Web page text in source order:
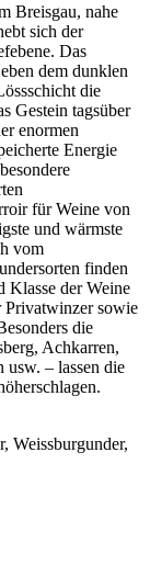
Breisgau, nahe
sich der
Das
dem dunklen
die
Gestein tagsüber
enormen
Energie
für Weine von
und wärmste
vom
finden
Klasse der Weine
Privatwinzer sowie
die
Achkarren,
– lassen die
Weissburgunder,